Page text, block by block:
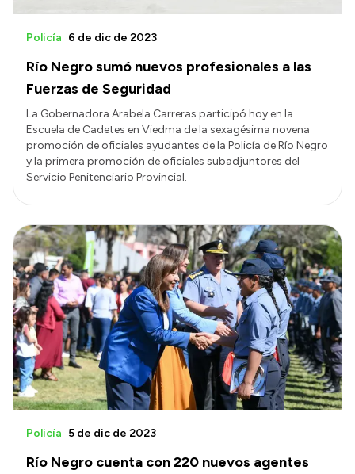
Río Negro sumó nuevos profesionales a las
Fuerzas de Seguridad
Policía 6 de dic de 2023
La Gobernadora Arabela Carreras participó hoy en la
Escuela de Cadetes en Viedma de la sexagésima novena
promoción de oficiales ayudantes de la Policía de Río Negro
y la primera promoción de oficiales subadjuntores del
Servicio Penitenciario Provincial.
Río Negro cuenta con 220 nuevos agentes
Policía 5 de dic de 2023